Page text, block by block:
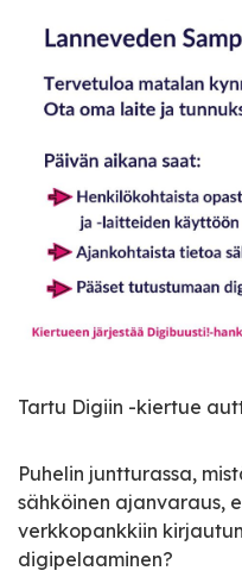
Tartu Digiin -kiertue
Puhelin juntturassa,
sähköinen ajanvaraus,
verkkopankkiin
digipelaaminen?